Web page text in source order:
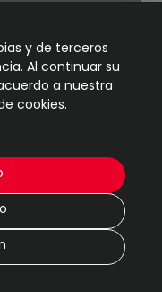
reservados
y de terceros
Al continuar su
a nuestra
cookies.